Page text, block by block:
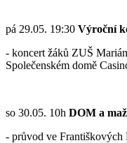
pá 29.05. 19:30 Výroční
- koncert žáků ZUŠ
Společenském domě
so 30.05. 10h DOM a
- průvod ve Františkových